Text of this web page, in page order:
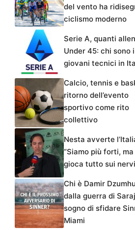
del vento ha
ciclismo moderno
Serie A, quanti
Under 45: chi sono
giovani tecnici in
Calcio, tennis e
ritorno dell’evento
sportivo come rito
collettivo
Nesta avverte
“Siamo più forti, ma
gioca tutto sui
Chi è Damir
dalla guerra di
sogno di sfidare
Miami